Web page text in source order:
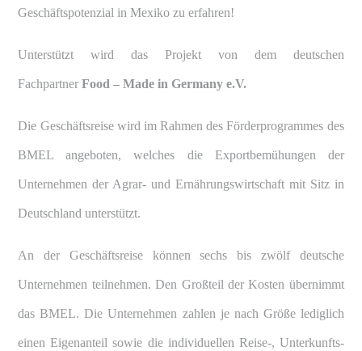
Geschäftspotenzial in Mexiko zu erfahren!
Unterstützt wird das Projekt von dem deutschen
Fachpartner Food – Made in Germany e.V.
Die Geschäftsreise wird im Rahmen des Förderprogrammes des
BMEL angeboten, welches die Exportbemühungen der
Unternehmen der Agrar- und Ernährungswirtschaft mit Sitz in
Deutschland unterstützt.
An der Geschäftsreise können sechs bis zwölf deutsche
Unternehmen teilnehmen. Den Großteil der Kosten übernimmt
das BMEL. Die Unternehmen zahlen je nach Größe lediglich
einen Eigenanteil sowie die individuellen Reise-, Unterkunfts-